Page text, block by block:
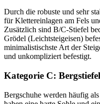
Durch die robuste und sehr
für Klettereinlagen am Fels
Zusätzlich sind B/C-Stiefel
Grödel (Leichtsteigeisen)
minimalistischste Art der
und unkompliziert befestigt.
Kategorie C: Bergstiefel
Bergschuhe werden häufig